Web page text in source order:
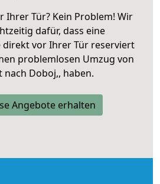
Ihrer Tür? Kein Problem! Wir
dafür, dass eine
direkt vor Ihrer Tür reserviert
problemlosen Umzug von
Doboj,, haben.
Angebote erhalten